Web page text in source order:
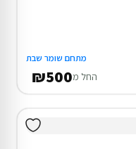
מתחם שומר שבת
החל מ₪500